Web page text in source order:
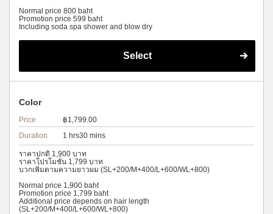
Normal price 800 baht
Promotion price 599 baht
Including soda spa shower and blow dry
Select
Color
Price
฿1,799.00
Duration
1 hrs30 mins
ราคาปกติ 1,900 บาท
ราคาโปรโมชั่น 1,799 บาท
บวกเพิ่มตามความยาวผม (SL+200/M+400/L+600/WL+800)
Normal price 1,900 baht
Promotion price 1,799 baht
Additional price depends on hair length
(SL+200/M+400/L+600/WL+800)